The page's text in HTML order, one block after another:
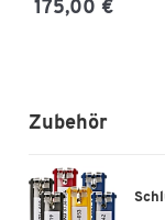
175,00 €
Zubehör